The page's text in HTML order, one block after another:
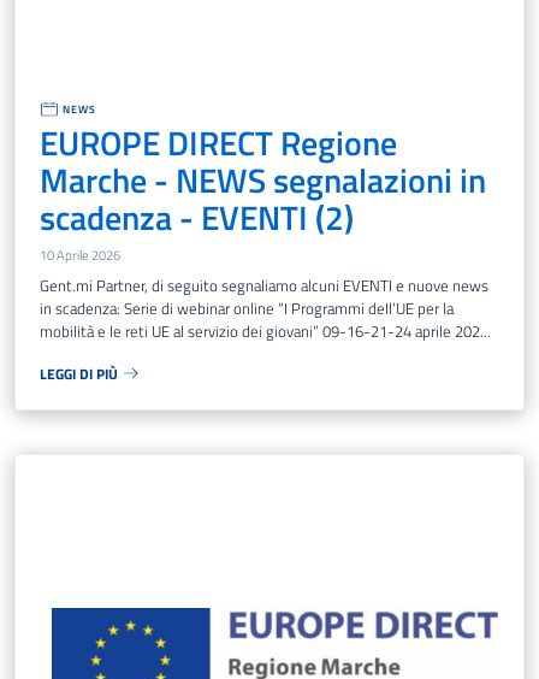
NEWS
EUROPE DIRECT Regione
Marche - NEWS segnalazioni in
scadenza - EVENTI (2)
10 Aprile 2026
Gent.mi Partner, di seguito segnaliamo alcuni EVENTI e nuove news
in scadenza: Serie di webinar online “I Programmi dell’UE per la
mobilità e le reti UE al servizio dei giovani” 09-16-21-24 aprile 202...
LEGGI DI PIÙ